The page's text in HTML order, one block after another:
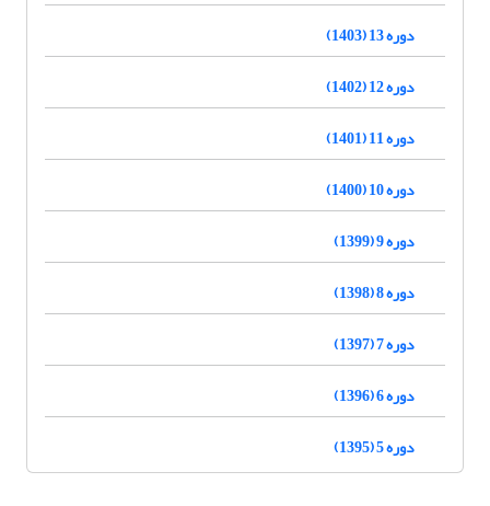
دوره 13 (1403)
دوره 12 (1402)
دوره 11 (1401)
دوره 10 (1400)
دوره 9 (1399)
دوره 8 (1398)
دوره 7 (1397)
دوره 6 (1396)
دوره 5 (1395)